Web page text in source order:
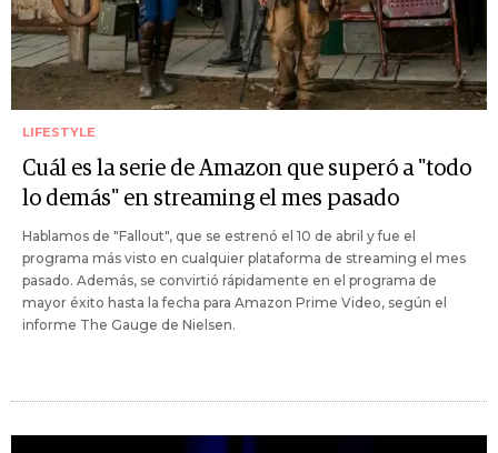
LIFESTYLE
Cuál es la serie de Amazon que superó a "todo
lo demás" en streaming el mes pasado
Hablamos de "Fallout", que se estrenó el 10 de abril y fue el
programa más visto en cualquier plataforma de streaming el mes
pasado. Además, se convirtió rápidamente en el programa de
mayor éxito hasta la fecha para Amazon Prime Video, según el
informe The Gauge de Nielsen.